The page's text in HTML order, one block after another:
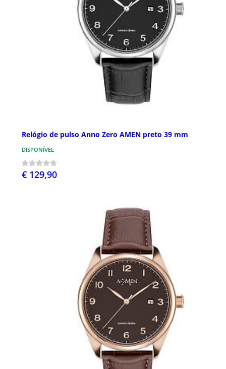
Relógio de pulso Anno Zero AMEN preto 39 mm
DISPONÍVEL
€ 129,90